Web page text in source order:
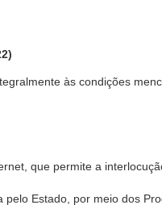
às condições
que permite a
Estado, por meio dos